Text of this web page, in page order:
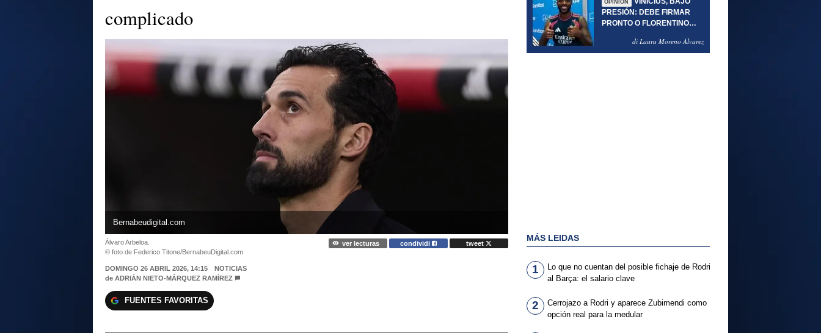
complicado
Bernabeudigital.com
Álvaro Arbeloa.
© foto de Federico Titone/BernabeuDigital.com
ver lecturas condividi tweet
DOMINGO 26 ABRIL 2026, 14:15
NOTICIAS
de ADRIÁN NIETO-MÁRQUEZ RAMÍREZ
FUENTES FAVORITAS
OPINIÓN
VINICIUS, BAJO
PRESIÓN: DEBE FIRMAR
PRONTO O FLORENTINO
di Laura Moreno Álvarez
MÁS LEIDAS
1
Lo que no cuentan del posible fichaje de Rodri
al Barça: el salario clave
2
Cerrojazo a Rodri y aparece Zubimendi como
opción real para la medular